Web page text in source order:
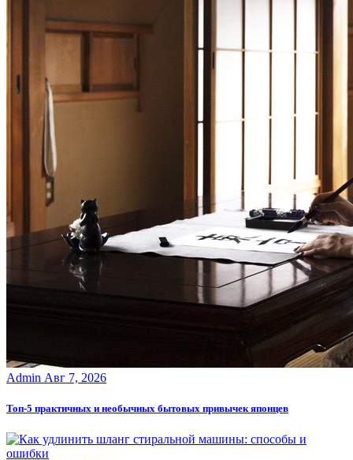
Admin Авг 7, 2026
Топ-5 практичных и необычных бытовых привычек японцев